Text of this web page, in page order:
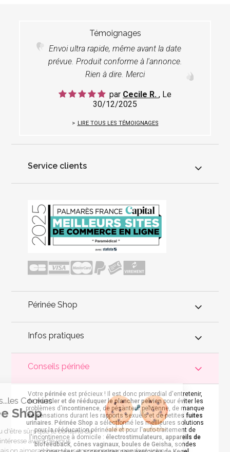
Témoignages
Envoi ultra rapide, même avant la date
prévue. Produit conforme à l'annonce.
Rien à dire. Merci
par Cecile R. , Le
30/12/2025
LIRE TOUS LES TÉMOIGNAGES
Service clients
Périnée Shop
Infos pratiques
Conseils périnée
Votre périnée est précieux ! Il est donc primordial d'entretenir,
de muscler et de rééduquer le plancher pelvienpour éviter les
problèmes d'incontinence , de pesanteur pelvienne, de manque
de sensations durant les rapports sexuels et de petites fuites
urinaires Périnée Shop a sélectionné les meilleures solutions
pour la rééducation périnéale et pour l'auto-traitement de
l'incontinence à domicile : électrostimulateurs appareils de
biofeedback, cônes vaginaux, boules de Geisha , sondes
C'est nous...les Cookies
Périnée Shop
On a attendu d'être sûrs que le contenu de
ce site vous intéresse avant de vous
déranger, mais on aimerait bien vous accompagner pendant votre